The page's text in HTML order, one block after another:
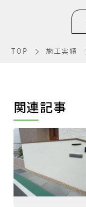
TOP 施工実績
関連記事